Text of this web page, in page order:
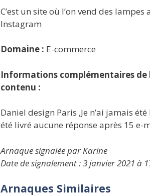
C’est un site où l’on vend des
Instagram
Domaine : E-commerce
Informations complémentaires
contenu :
Daniel design Paris ,Je n’ai jamais
été livré aucune réponse après 15 e-
Arnaque signalée par Karine
Date de signalement : 3 janvier 2021 à
Arnaques Similaires